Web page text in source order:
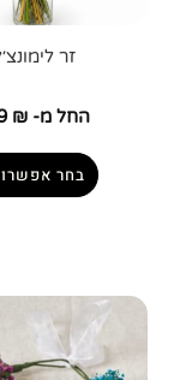
זר
החל מ-₪
בחר